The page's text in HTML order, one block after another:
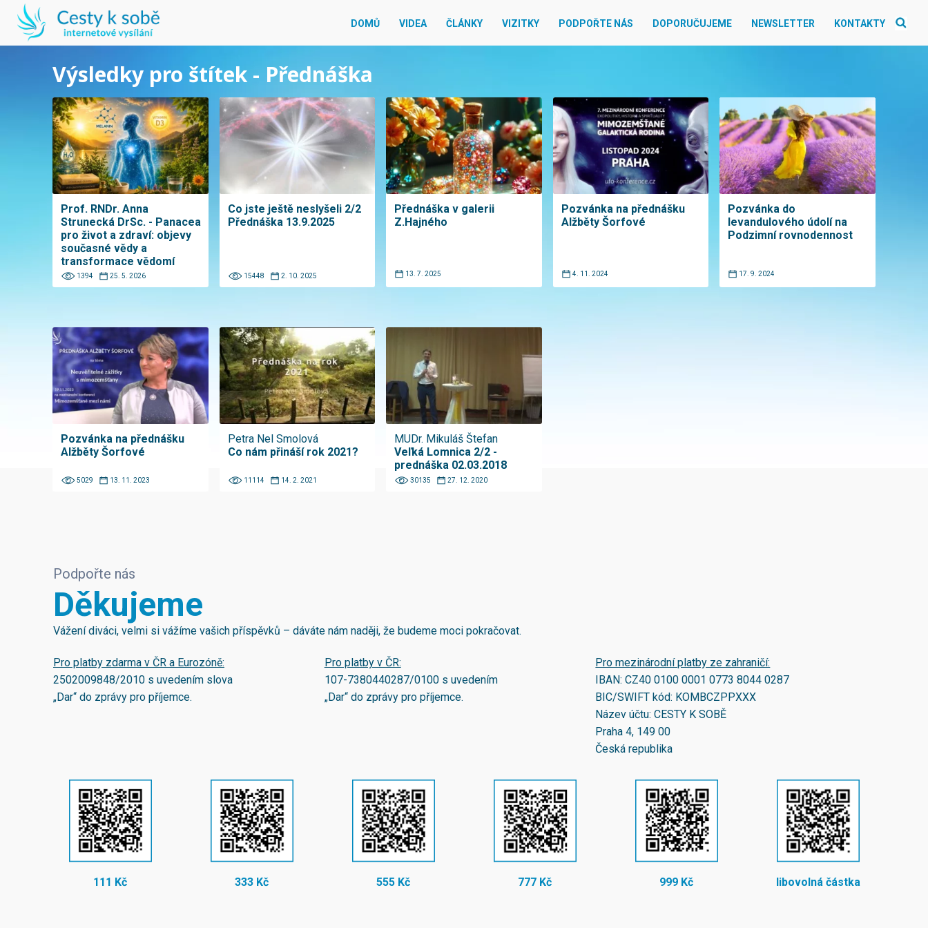
DOMŮ VIDEA ČLÁNKY VIZITKY PODPOŘTE NÁS DOPORUČUJEME NEWSLETTER KONTAKTY
Výsledky pro štítek - Přednáška
Prof. RNDr. Anna
Strunecká DrSc. - Panacea
pro život a zdraví: objevy
současné vědy a
transformace vědomí
1394 25. 5. 2026
Co jste ještě neslyšeli 2/2
Přednáška 13.9.2025
15448 2. 10. 2025
Přednáška v galerii
Z.Hajného
13. 7. 2025
Pozvánka na přednášku
Alžběty Šorfové
4. 11. 2024
Pozvánka do
levandulového údolí na
Podzimní rovnodennost
17. 9. 2024
Pozvánka na přednášku
Alžběty Šorfové
5029 13. 11. 2023
Petra Nel Smolová
Co nám přináší rok 2021?
11114 14. 2. 2021
MUDr. Mikuláš Štefan
Veľká Lomnica 2/2 -
prednáška 02.03.2018
30135 27. 12. 2020
Podpořte nás
Děkujeme
Vážení diváci, velmi si vážíme vašich příspěvků – dáváte nám naději, že budeme moci pokračovat.
Pro platby zdarma v ČR a Eurozóně:
2502009848/2010 s uvedením slova
„Dar“ do zprávy pro příjemce.
Pro platby v ČR:
107-7380440287/0100s uvedením
„Dar“ do zprávy pro příjemce.
Pro mezinárodní platby ze zahraničí:
IBAN:CZ40 0100 0001 0773 8044 0287
BIC/SWIFT kód: KOMBCZPPXXX
Název účtu: CESTY K SOBĚ
Praha 4, 149 00
Česká republika
111 Kč 333 Kč 555 Kč 777 Kč 999 Kč libovolná částka